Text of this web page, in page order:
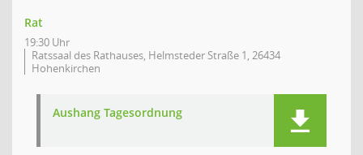
Rat
19:30 Uhr
Ratssaal des Rathauses, Helmsteder Straße 1, 26434
Hohenkirchen
Aushang Tagesordnung